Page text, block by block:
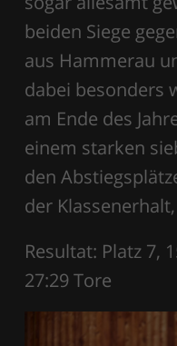
beiden Siege
aus Hammerau
dabei besonders
am Ende des
einem starken
den
der
Resultat: Platz 7,
27:29 Tore